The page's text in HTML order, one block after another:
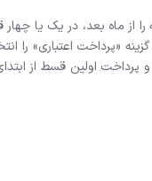
را از ماه بعد، در یک یا
«پرداخت اعتباری» را
و پرداخت اولین قسط از